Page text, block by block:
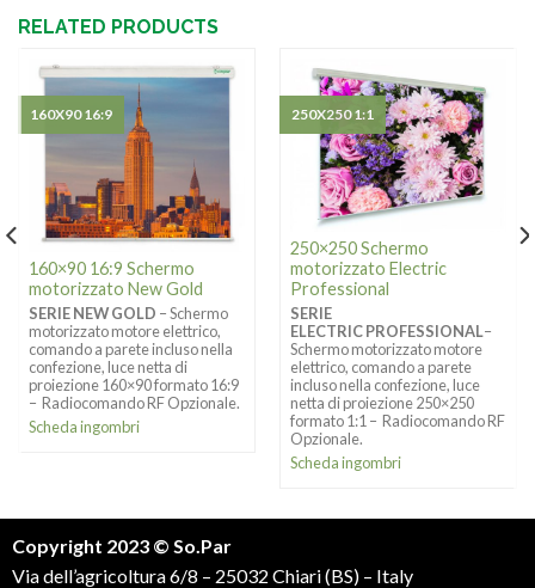
RELATED PRODUCTS
160×90 16:9 Schermo
motorizzato New Gold
SERIE NEW GOLD – Schermo
motorizzato motore elettrico,
comando a parete incluso nella
confezione, luce netta di
proiezione 160×90 formato 16:9
– Radiocomando RF Opzionale.
Scheda ingombri
160X90 16:9
250×250 Schermo
motorizzato Electric
Professional
SERIE
ELECTRIC PROFESSIONAL–
Schermo motorizzato motore
elettrico, comando a parete
incluso nella confezione, luce
netta di proiezione 250×250
formato 1:1 – Radiocomando RF
Opzionale.
Scheda ingombri
250X250 1:1
Copyright 2023 © So.Par
Via dell’agricoltura 6/8 – 25032 Chiari (BS) – Italy